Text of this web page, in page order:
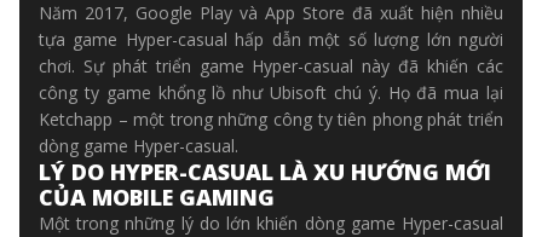
Năm 2017, Google Play và App Store đã xuất hiện nhiều
tựa game Hyper-casual hấp dẫn một số lượng lớn người
chơi. Sự phát triển game Hyper-casual này đã khiến các
công ty game khổng lồ như Ubisoft chú ý. Họ đã mua lại
Ketchapp – một trong những công ty tiên phong phát triển
dòng game Hyper-casual.
LÝ DO HYPER-CASUAL LÀ XU HƯỚNG MỚI
CỦA MOBILE GAMING
Một trong những lý do lớn khiến dòng game Hyper-casual